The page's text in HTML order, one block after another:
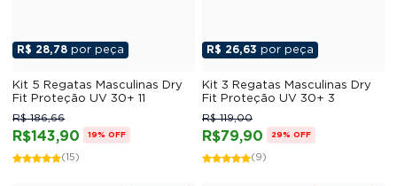
R$ 28,78 por peça
Kit 5 Regatas Masculinas Dry
Fit Proteção UV 30+ 11
R$143,90
R$ 186,66
19% OFF
(15)
R$ 26,63 por peça
Kit 3 Regatas Masculinas Dry
Fit Proteção UV 30+ 3
R$79,90
R$ 119,00
29% OFF
(9)